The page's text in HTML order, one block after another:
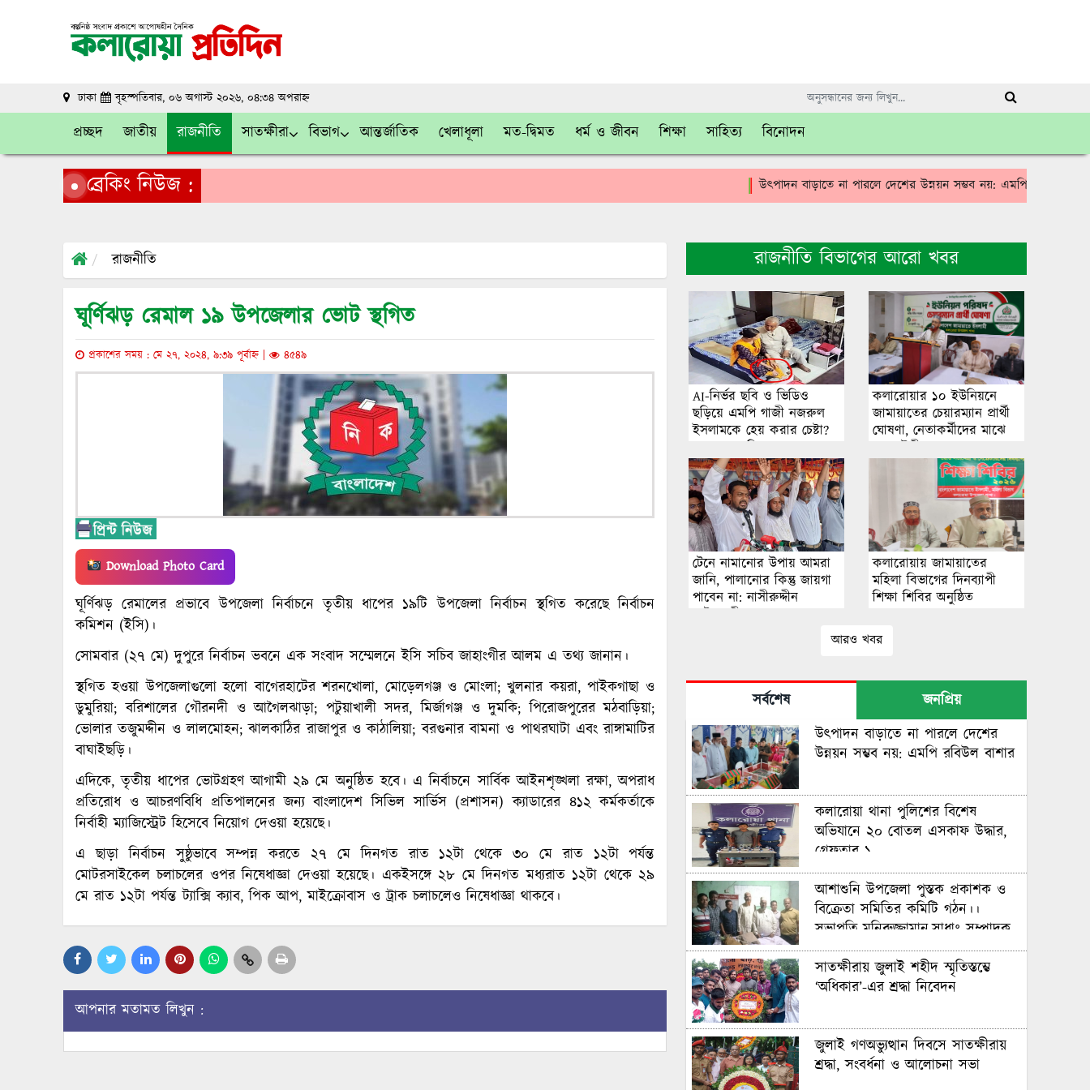
ঢাকা বৃহস্পতিবার, ০৬ অগাস্ট ২০২৬, ০৪:৩৪ অপরাহ্ন
প্রচ্ছদ জাতীয় রাজনীতি সাতক্ষীরা বিভাগ আন্তর্জাতিক খেলাধূলা মত-দ্বিমত ধর্ম ও জীবন শিক্ষা সাহিত্য বিনোদন
ব্রেকিং নিউজ : উৎপাদন বাড়াতে না পারলে দেশের উন্নয়ন সম্ভব নয়: এমপি রবিউল বাশার
রাজনীতি
ঘূর্ণিঝড় রেমাল ১৯ উপজেলার ভোট স্থগিত
প্রকাশের সময় : মে ২৭, ২০২৪, ৯:৩৯ পূর্বাহ্ন | ৪৫৪৯
Download Photo Card
ঘূর্ণিঝড় রেমালের প্রভাবে উপজেলা নির্বাচনে তৃতীয় ধাপের ১৯টি উপজেলা নির্বাচন স্থগিত করেছে নির্বাচন
কমিশন (ইসি)।
সোমবার (২৭ মে) দুপুরে নির্বাচন ভবনে এক সংবাদ সম্মেলনে ইসি সচিব জাহাংগীর আলম এ তথ্য জানান।
স্থগিত হওয়া উপজেলাগুলো হলো বাগেরহাটের শরনখোলা, মোড়েলগঞ্জ ও মোংলা; খুলনার কয়রা, পাইকগাছা ও
ডুমুরিয়া; বরিশালের গৌরনদী ও আগৈলঝাড়া; পটুয়াখালী সদর, মির্জাগঞ্জ ও দুমকি; পিরোজপুরের মঠবাড়িয়া;
ভোলার তজুমদ্দীন ও লালমোহন; ঝালকাঠির রাজাপুর ও কাঠালিয়া; বরগুনার বামনা ও পাথরঘাটা এবং রাঙ্গামাটির
বাঘাইছড়ি।
এদিকে, তৃতীয় ধাপের ভোটগ্রহণ আগামী ২৯ মে অনুষ্ঠিত হবে। এ নির্বাচনে সার্বিক আইনশৃঙ্খলা রক্ষা, অপরাধ
প্রতিরোধ ও আচরণবিধি প্রতিপালনের জন্য বাংলাদেশ সিভিল সার্ভিস (প্রশাসন) ক্যাডারের ৪১২ কর্মকর্তাকে
নির্বাহী ম্যাজিস্ট্রেট হিসেবে নিয়োগ দেওয়া হয়েছে।
এ ছাড়া নির্বাচন সুষ্ঠুভাবে সম্পন্ন করতে ২৭ মে দিনগত রাত ১২টা থেকে ৩০ মে রাত ১২টা পর্যন্ত
মোটরসাইকেল চলাচলের ওপর নিষেধাজ্ঞা দেওয়া হয়েছে। একইসঙ্গে ২৮ মে দিনগত মধ্যরাত ১২টা থেকে ২৯
মে রাত ১২টা পর্যন্ত ট্যাক্সি ক্যাব, পিক আপ, মাইক্রোবাস ও ট্রাক চলাচলেও নিষেধাজ্ঞা থাকবে।
আপনার মতামত লিখুন :
রাজনীতি বিভাগের আরো খবর
AI-নির্ভর ছবি ও ভিডিও
ছড়িয়ে এমপি গাজী নজরুল
ইসলামকে হেয় করার চেষ্টা?
অনুসন্ধানে মিলছে না বাস্তব
ঘটনার প্রমাণ
কলারোয়ার ১০ ইউনিয়নে
জামায়াতের চেয়ারম্যান প্রার্থী
ঘোষণা, নেতাকর্মীদের মাঝে
নতুন উদ্দীপনা
টেনে নামানোর উপায় আমরা
জানি, পালানোর কিন্তু জায়গা
পাবেন না: নাসীরুদ্দীন
পাটওয়ারী
কলারোয়ায় জামায়াতের
মহিলা বিভাগের দিনব্যাপী
শিক্ষা শিবির অনুষ্ঠিত
আরও খবর
সর্বশেষ
জনপ্রিয়
উৎপাদন বাড়াতে না পারলে দেশের
উন্নয়ন সম্ভব নয়: এমপি রবিউল বাশার
কলারোয়া থানা পুলিশের বিশেষ
অভিযানে ২০ বোতল এসকাফ উদ্ধার,
গ্রেফতার ১
আশাশুনি উপজেলা পুস্তক প্রকাশক ও
বিক্রেতা সমিতির কমিটি গঠন।।
সভাপতি-মনিরুজ্জামান,সাধাঃ সম্পাদক-
গাউসুল আজম
সাতক্ষীরায় জুলাই শহীদ স্মৃতিস্তম্ভে
‘অধিকার’-এর শ্রদ্ধা নিবেদন
জুলাই গণঅভ্যুত্থান দিবসে সাতক্ষীরায়
শ্রদ্ধা, সংবর্ধনা ও আলোচনা সভা